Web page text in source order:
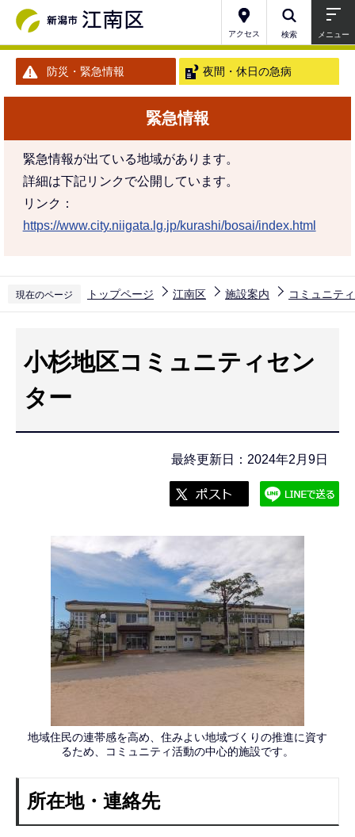
ジ
先
アクセス 検索 メニュー
防災・緊急情報 夜間・休日の急病
緊急情報
緊急情報が出ている地域があります。
詳細は下記リンクで公開しています。
リンク：
https://www.city.niigata.lg.jp/kurashi/bosai/index.html
現在のページ トップページ 江南区 施設案内 コミュニテ
小杉地区コミュニティセン
ター
最終更新日：2024年2月9日
地域住民の連帯感を高め、住みよい地域づくりの推進に資す
るため、コミュニティ活動の中心的施設です。
所在地・連絡先